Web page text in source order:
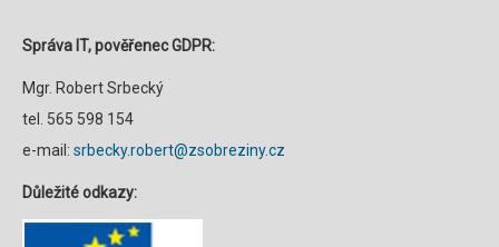
Správa IT, pověřenec GDPR:
Mgr. Robert Srbecký
tel. 565 598 154
e-mail: srbecky.robert@zsobreziny.cz
Důležité odkazy: